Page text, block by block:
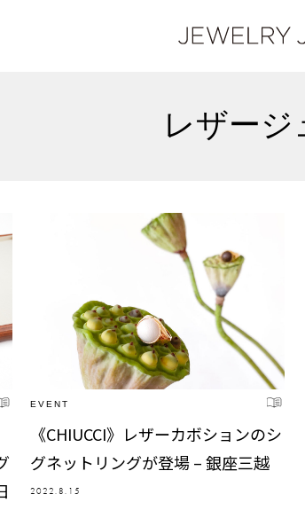
レザー
EVENT
《CHIUCCI》レザーカボションのシ
グネットリングが登場 – 銀座三越
2022.8.15